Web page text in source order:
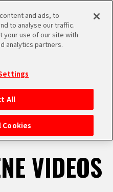
MEN
VIDEOS
and ads, to
to analyse our traffic.
your use of our site with
analytics partners.
All
Cookies